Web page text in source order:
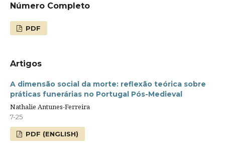
Número Completo
PDF
Artigos
A dimensão social da morte: reflexão teórica sobre
práticas funerárias no Portugal Pós-Medieval
Nathalie Antunes-Ferreira
7-25
PDF (ENGLISH)